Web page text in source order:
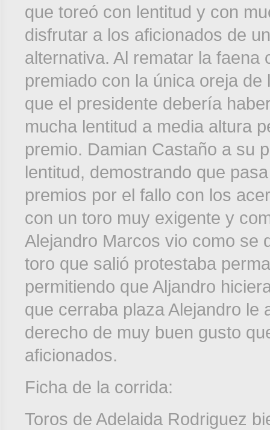
que toreó con lentitud y con
disfrutar a los aficionados de
alternativa. Al rematar la
premiado con la única oreja
que el presidente debería
mucha lentitud a media altura
premio. Damian Castaño a su
lentitud, demostrando que
premios por el fallo con los
con un toro muy exigente y
Alejandro Marcos vio como se
toro que salió protestaba
permitiendo que Aljandro
que cerraba plaza Alejandro le
derecho de muy buen gusto
aficionados.
Ficha de la corrida:
Toros de Adelaida Rodriguez